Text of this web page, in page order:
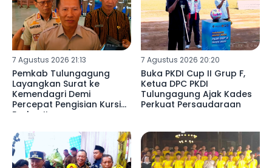
7 Agustus 2026 21:13
Pemkab Tulungagung
Layangkan Surat ke
Kemendagri Demi
Percepat Pengisian Kursi
Eselon II
7 Agustus 2026 20:20
Buka PKDI Cup II Grup F,
Ketua DPC PKDI
Tulungagung Ajak Kades
Perkuat Persaudaraan